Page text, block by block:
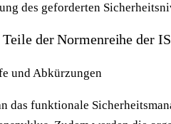
des geforderten
der Normenreihe der
und Abkürzungen
das funktionale